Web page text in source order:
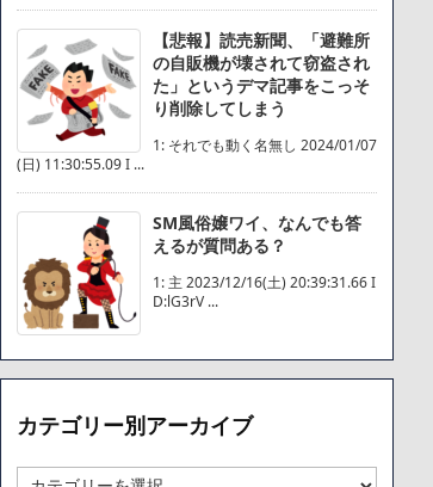
【悲報】読売新聞、「避難所
の自販機が壊されて窃盗され
た」というデマ記事をこっそ
り削除してしまう
1: それでも動く名無し 2024/01/07
(日) 11:30:55.09 I ...
SM風俗嬢ワイ、なんでも答
えるが質問ある？
1: 主 2023/12/16(土) 20:39:31.66 I
D:lG3rV ...
カテゴリー別アーカイブ